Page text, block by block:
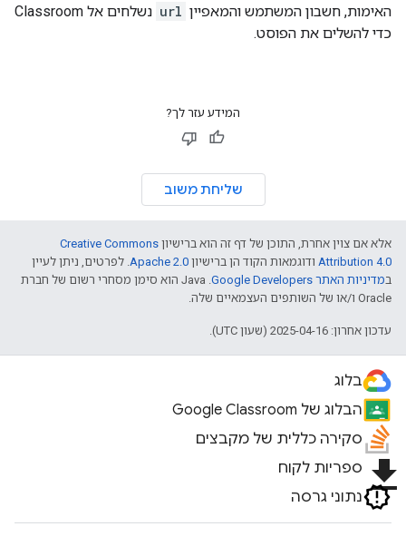
האימות, חשבון המשתמש והמאפיין url
נשלחים אל Classroom
כדי להשלים את הפוסט.
המידע עזר לך?
שליחת משוב
אלא אם צוין אחרת, התוכן של דף זה הוא ברישיון Creative Commons
Attribution 4.0 ודוגמאות הקוד הן ברישיון Apache 2.0. לפרטים, ניתן לעיין
במדיניות האתר Google Developers‏
.‏ Java הוא סימן מסחרי רשום של חברת
Oracle ו/או של השותפים העצמאיים שלה.
עדכון אחרון: 2025-04-16 (שעון UTC).
בלוג
הבלוג של Google Classroom
סקירה כללית של מקבצים
file_download ספריות לקוח
נתוני גרסה